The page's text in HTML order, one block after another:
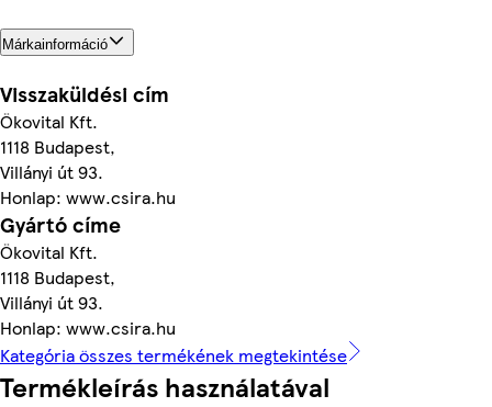
Márkainformáció
Visszaküldési cím
Ökovital Kft.
1118 Budapest,
Villányi út 93.
Honlap: www.csira.hu
Gyártó címe
Ökovital Kft.
1118 Budapest,
Villányi út 93.
Honlap: www.csira.hu
Kategória összes termékének megtekintése
Termékleírás használatával